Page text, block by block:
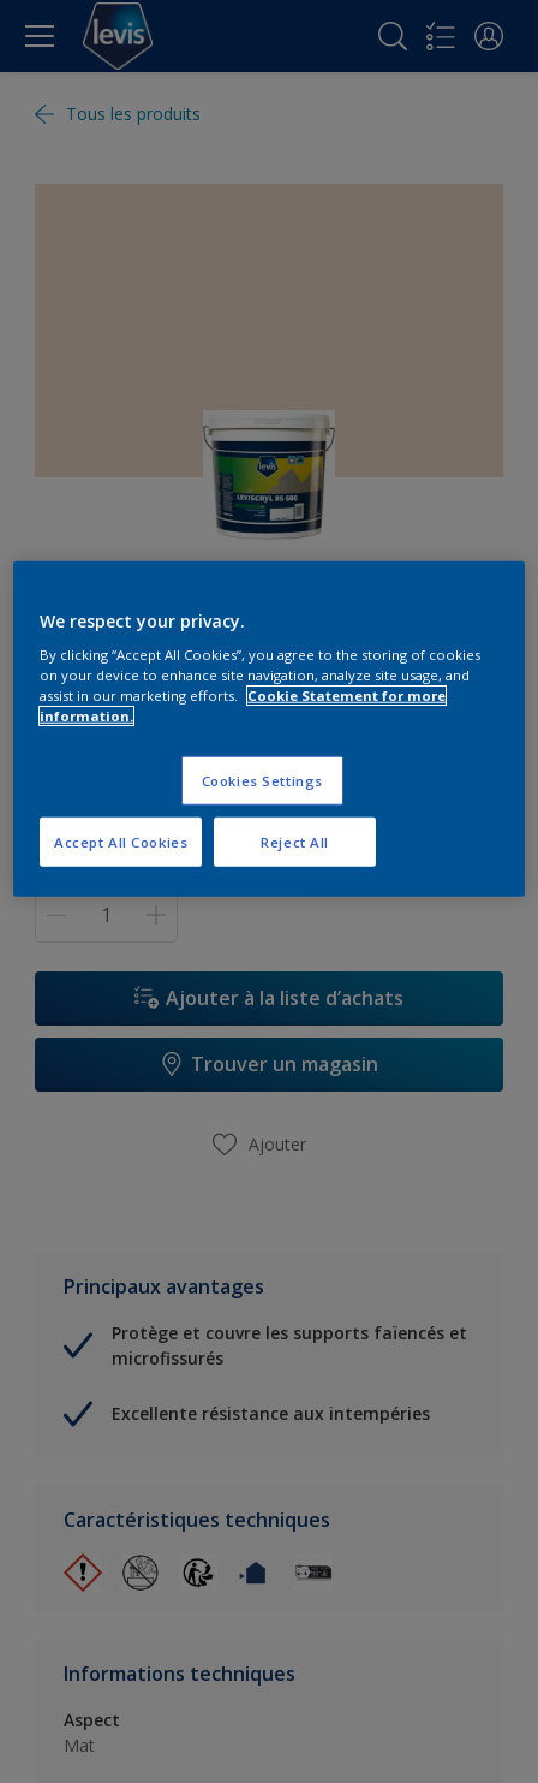
Tous les produits
E4.08.82
Changer de couleur
15 L
Quantité
Ajouter à la liste d’achats
Trouver un magasin
Ajouter
Principaux avantages
Protège et couvre les supports faïencés et
microfissurés
Excellente résistance aux intempéries
Caractéristiques techniques
Informations techniques
Aspect
Mat
We respect your privacy.
By clicking “Accept All Cookies”, you agree to the storing of cookies
on your device to enhance site navigation, analyze site usage, and
assist in our marketing efforts.
Cookie Statement for more
information.
Cookies Settings
Reject All
Accept All Cookies